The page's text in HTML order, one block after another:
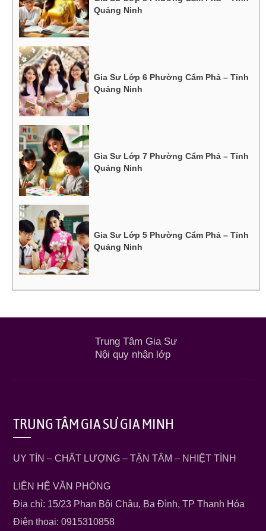
Quảng Ninh
Gia Sư Lớp 6 Phường Cẩm Phả – Tỉnh
Quảng Ninh
Gia Sư Lớp 7 Phường Cẩm Phả – Tỉnh
Quảng Ninh
Gia Sư Lớp 5 Phường Cẩm Phả – Tỉnh
Quảng Ninh
Trung Tâm Gia Sư
Nội quy nhận lớp
TRUNG TÂM GIA SƯ GIA MINH
UY TÍN – CHẤT LƯỢNG – TẬN TÂM – NHIỆT TÌNH
LIÊN HỆ VĂN PHÒNG
Địa chỉ: 15/23 Phan Bội Châu, Ba Đình, TP Thanh Hóa
Điện thoại: 0915310858